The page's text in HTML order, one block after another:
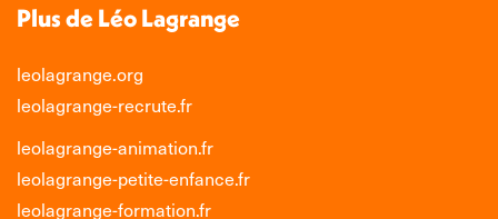
Plus de Léo Lagrange
leolagrange.org
leolagrange-recrute.fr
leolagrange-animation.fr
leolagrange-petite-enfance.fr
leolagrange-formation.fr